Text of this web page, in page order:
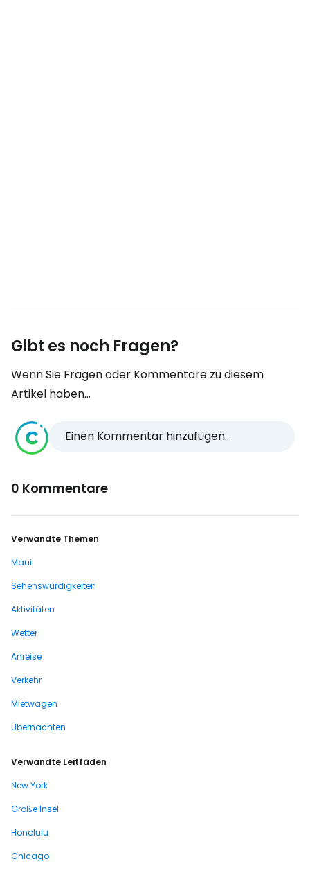
Gibt es noch Fragen?
Wenn Sie Fragen oder Kommentare zu diesem
Artikel haben...
Einen Kommentar hinzufügen...
0 Kommentare
Verwandte Themen
Maui
Sehenswürdigkeiten
Aktivitäten
Wetter
Anreise
Verkehr
Mietwagen
Übernachten
Verwandte Leitfäden
New York
Große Insel
Honolulu
Chicago